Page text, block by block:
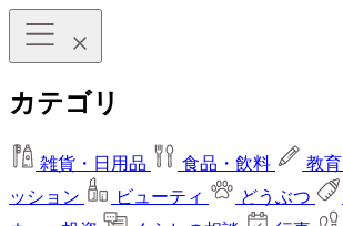
カテゴリ
雑貨・日用品 食品・飲料 教育
ッション
ビューティ どうぶつ